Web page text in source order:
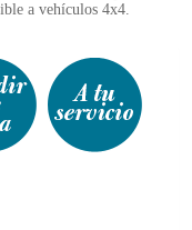
a vehículos 4x4.